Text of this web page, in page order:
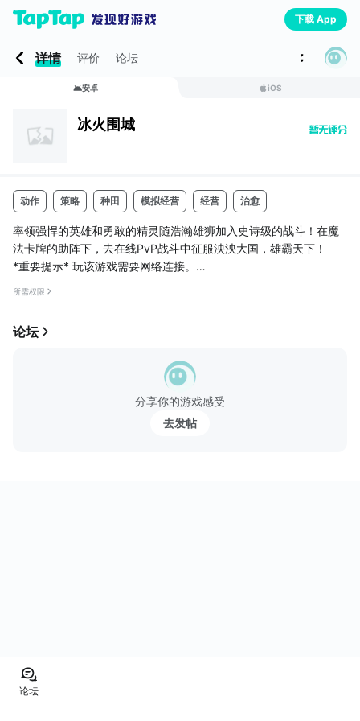
下载 App
详情 评价 论坛
安卓 iOS
冰火围城
动作 策略 种田 模拟经营 经营 治愈
率领强悍的英雄和勇敢的精灵随浩瀚雄狮加入史诗级的战斗！在魔
法卡牌的助阵下，去在线PvP战斗中征服泱泱大国，雄霸天下！
*重要提示* 玩该游戏需要网络连接。
来游戏中尽数体验！
- 前往在线PvP战斗中与其他玩家激烈对决。选择最佳策略，果断做
出决定，窃取他人王权，担当真正的一国之君！
- 在线攻击或防御，尽在PvP游戏模式！
所需权限
论坛
分享你的游戏感受
去发帖
论坛